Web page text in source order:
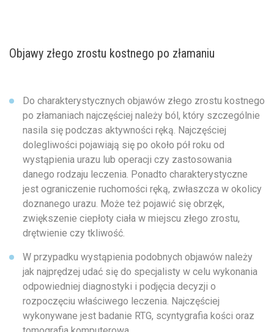
Objawy złego zrostu kostnego po złamaniu
Do charakterystycznych objawów złego zrostu kostnego
po złamaniach najczęściej należy ból, który szczególnie
nasila się podczas aktywności ręką. Najczęściej
dolegliwości pojawiają się po około pół roku od
wystąpienia urazu lub operacji czy zastosowania
danego rodzaju leczenia. Ponadto charakterystyczne
jest ograniczenie ruchomości ręką, zwłaszcza w okolicy
doznanego urazu. Może też pojawić się obrzęk,
zwiększenie ciepłoty ciała w miejscu złego zrostu,
drętwienie czy tkliwość.
W przypadku wystąpienia podobnych objawów należy
jak najprędzej udać się do specjalisty w celu wykonania
odpowiedniej diagnostyki i podjęcia decyzji o
rozpoczęciu właściwego leczenia. Najczęściej
wykonywane jest badanie RTG, scyntygrafia kości oraz